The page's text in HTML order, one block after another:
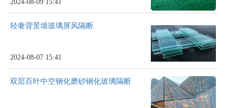
2024-08-09 15:41
轻奢背景墙玻璃屏风隔断
2024-08-07 15:41
双层百叶中空钢化磨砂钢化玻璃隔断